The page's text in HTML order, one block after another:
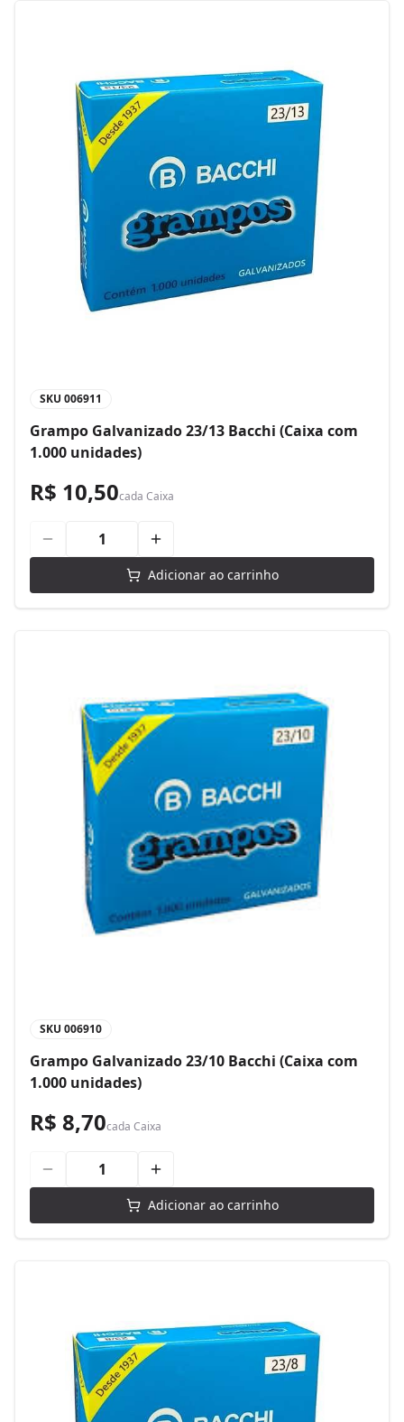
SKU 006911
Grampo Galvanizado 23/13 Bacchi (Caixa com
1.000 unidades)
R$ 10,50cada Caixa
Adicionar ao carrinho
SKU 006910
Grampo Galvanizado 23/10 Bacchi (Caixa com
1.000 unidades)
R$ 8,70cada Caixa
Adicionar ao carrinho